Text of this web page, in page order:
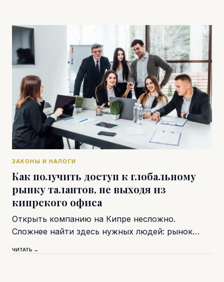
ЗАКОНЫ И НАЛОГИ
Как получить доступ к глобальному
рынку талантов, не выходя из
кипрского офиса
Открыть компанию на Кипре несложно.
Сложнее найти здесь нужных людей: рынок…
ЧИТАТЬ →